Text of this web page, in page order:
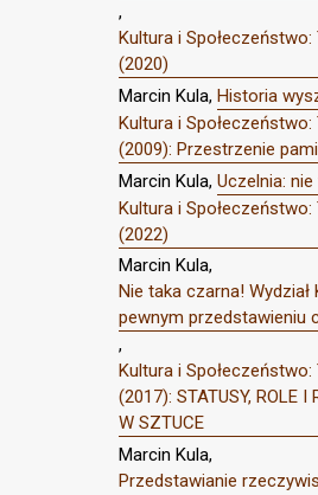
,
Kultura i
(2020)
Marcin Kula, Historia
Kultura i Społeczeństwo:
(2009): Przestrzenie
Marcin Kula, Uczelnia:
Kultura i Społeczeństwo:
(2022)
Marcin Kula,
Nie taka czarna! Wydział
pewnym przedstawieniu
,
Kultura i Społeczeństwo:
(2017): STATUSY, ROLE I
W SZTUCE
Marcin Kula,
Przedstawianie